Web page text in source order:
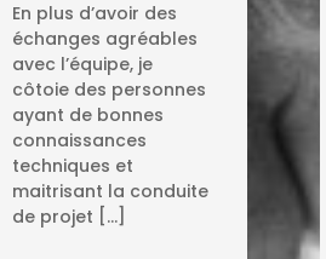
En plus d’avoir des
échanges agréables
avec l’équipe, je
côtoie des personnes
ayant de bonnes
connaissances
techniques et
maitrisant la conduite
de projet […]